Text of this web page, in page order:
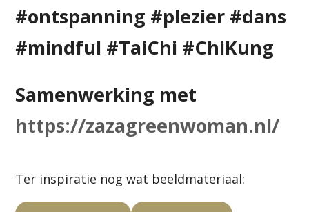
#ontspanning #plezier #dans
#mindful #TaiChi #ChiKung
Samenwerking met
https://zazagreenwoman.nl/
Ter inspiratie nog wat beeldmateriaal: